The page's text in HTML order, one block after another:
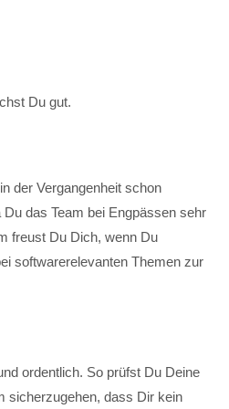
Du gut.
der Vergangenheit schon
das Team bei Engpässen sehr
freust Du Dich, wenn Du
softwarerelevanten Themen zur
ordentlich. So prüfst Du Deine
sicherzugehen, dass Dir kein